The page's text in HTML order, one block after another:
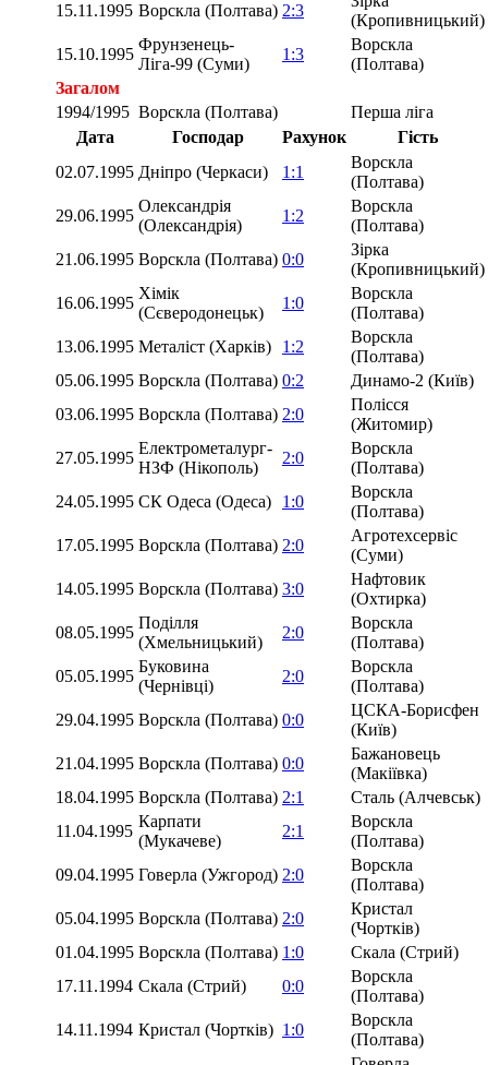
15.11.1995 Ворскла (Полтава) 2:3
(Кропивницький)
15.10.1995
Фрунзенець-
Ліга-99 (Суми)
1:3
Ворскла
(Полтава)
Загалом
1994/1995 Ворскла (Полтава)
Перша ліга
Дата
Господар Рахунок
Гість
02.07.1995 Дніпро (Черкаси) 1:1
Ворскла
(Полтава)
29.06.1995
Олександрія
(Олександрія)
1:2
Ворскла
(Полтава)
21.06.1995 Ворскла (Полтава) 0:0
Зірка
(Кропивницький)
16.06.1995
Хімік
(Сєверодонецьк)
1:0
Ворскла
(Полтава)
13.06.1995 Металіст (Харків) 1:2
Ворскла
(Полтава)
05.06.1995 Ворскла (Полтава) 0:2
Динамо-2 (Київ)
03.06.1995 Ворскла (Полтава) 2:0
Полісся
(Житомир)
27.05.1995
Електрометалург-
НЗФ (Нікополь)
2:0
Ворскла
(Полтава)
24.05.1995 СК Одеса (Одеса) 1:0
Ворскла
(Полтава)
17.05.1995 Ворскла (Полтава) 2:0
Агротехсервіс
(Суми)
14.05.1995 Ворскла (Полтава) 3:0
Нафтовик
(Охтирка)
08.05.1995
Поділля
(Хмельницький)
2:0
Ворскла
(Полтава)
05.05.1995
Буковина
(Чернівці)
2:0
Ворскла
(Полтава)
29.04.1995 Ворскла (Полтава) 0:0
ЦСКА-Борисфен
(Київ)
21.04.1995 Ворскла (Полтава) 0:0
Бажановець
(Макіївка)
18.04.1995 Ворскла (Полтава) 2:1
Сталь (Алчевськ)
11.04.1995
Карпати
(Мукачеве)
2:1
Ворскла
(Полтава)
09.04.1995 Говерла (Ужгород) 2:0
Ворскла
(Полтава)
05.04.1995 Ворскла (Полтава) 2:0
Кристал
(Чортків)
01.04.1995 Ворскла (Полтава) 1:0
Скала (Стрий)
17.11.1994 Скала (Стрий) 0:0
Ворскла
(Полтава)
14.11.1994 Кристал (Чортків) 1:0
Ворскла
(Полтава)